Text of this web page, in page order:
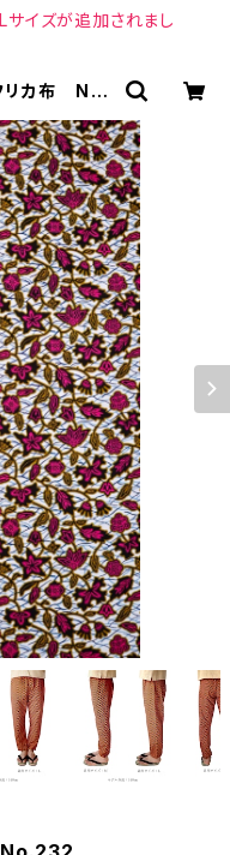
イズが追加されまし
リカ布 No.